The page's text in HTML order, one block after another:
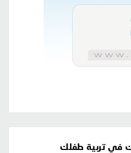
في تربية طفلك